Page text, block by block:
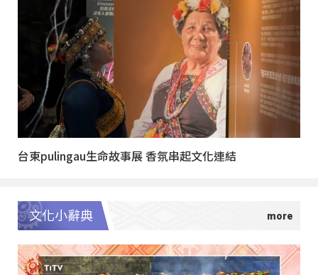
台東pulingau生命故事展 香氛串起文化連結
文化小辭典